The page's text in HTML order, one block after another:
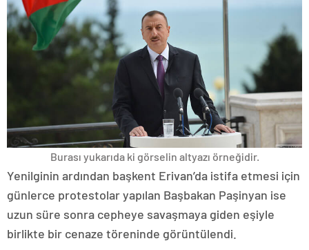
Burası yukarıda ki görselin altyazı örneğidir.
Yenilginin ardından başkent Erivan’da istifa etmesi için
günlerce protestolar yapılan Başbakan Paşinyan ise
uzun süre sonra cepheye savaşmaya giden eşiyle
birlikte bir cenaze töreninde görüntülendi.